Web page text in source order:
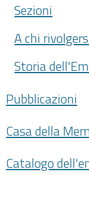
Sezioni
A chi
Storia
Pubblicazioni
Casa della
Catalogo